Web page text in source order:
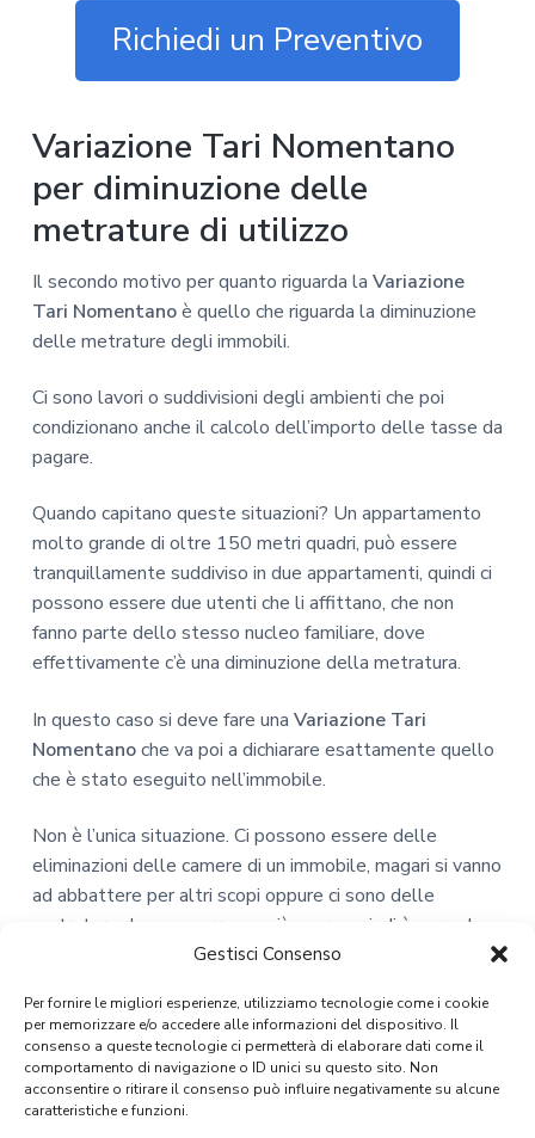
Gestisci Consenso
Per fornire le migliori esperienze, utilizziamo tecnologie come i cookie
per memorizzare e/o accedere alle informazioni del dispositivo. Il
consenso a queste tecnologie ci permetterà di elaborare dati come il
comportamento di navigazione o ID unici su questo sito. Non
acconsentire o ritirare il consenso può influire negativamente su alcune
caratteristiche e funzioni.
Richiedi un Preventivo
Variazione Tari Nomentano
per diminuzione delle
metrature di utilizzo
Il secondo motivo per quanto riguarda la Variazione
Tari Nomentanoè quello che riguarda la diminuzione
delle metrature degli immobili.
Ci sono lavori o suddivisioni degli ambienti che poi
condizionano anche il calcolo dell’importo delle tasse da
pagare.
Quando capitano queste situazioni? Un appartamento
molto grande di oltre 150 metri quadri, può essere
tranquillamente suddiviso in due appartamenti, quindi ci
possono essere due utenti che li affittano, che non
fanno parte dello stesso nucleo familiare, dove
effettivamente c’è una diminuzione della metratura.
In questo caso si deve fare una Variazione Tari
Nomentanoche va poi a dichiarare esattamente quello
che è stato eseguito nell’immobile.
Non è l’unica situazione. Ci possono essere delle
eliminazioni delle camere di un immobile, magari si vanno
ad abbattere per altri scopi oppure ci sono delle
metrature che non verranno più usare, quindi è normale
che la metratura calpestabile venga usata.
Un ambiente che solitamente può subire proprio questa
variazione della metratura, interessa i locali commerciali
con un magazzino sul retro o anche laterale. Una volta
che i magazzini non sono più adibiti ad uso commerciale,